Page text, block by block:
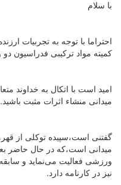
با سلام
احتراما با توجه به تجربیات
کمیته مواد ترکیبی فدراسیون
امید است با اتکال به خداوند
میدانی منشاء اثرات مثبت باشید.
گفتنی است،سپیده توکلی از
میدانی است،که در حال حاضر
ورزشی فعالیت می‌نماید و
نیز در کارنامه دارد.